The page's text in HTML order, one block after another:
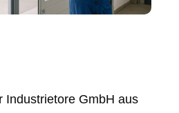
Industrietore GmbH aus